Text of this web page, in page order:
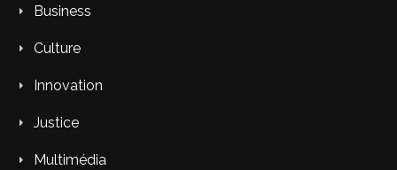
Business
Culture
Innovation
Justice
Multimédia